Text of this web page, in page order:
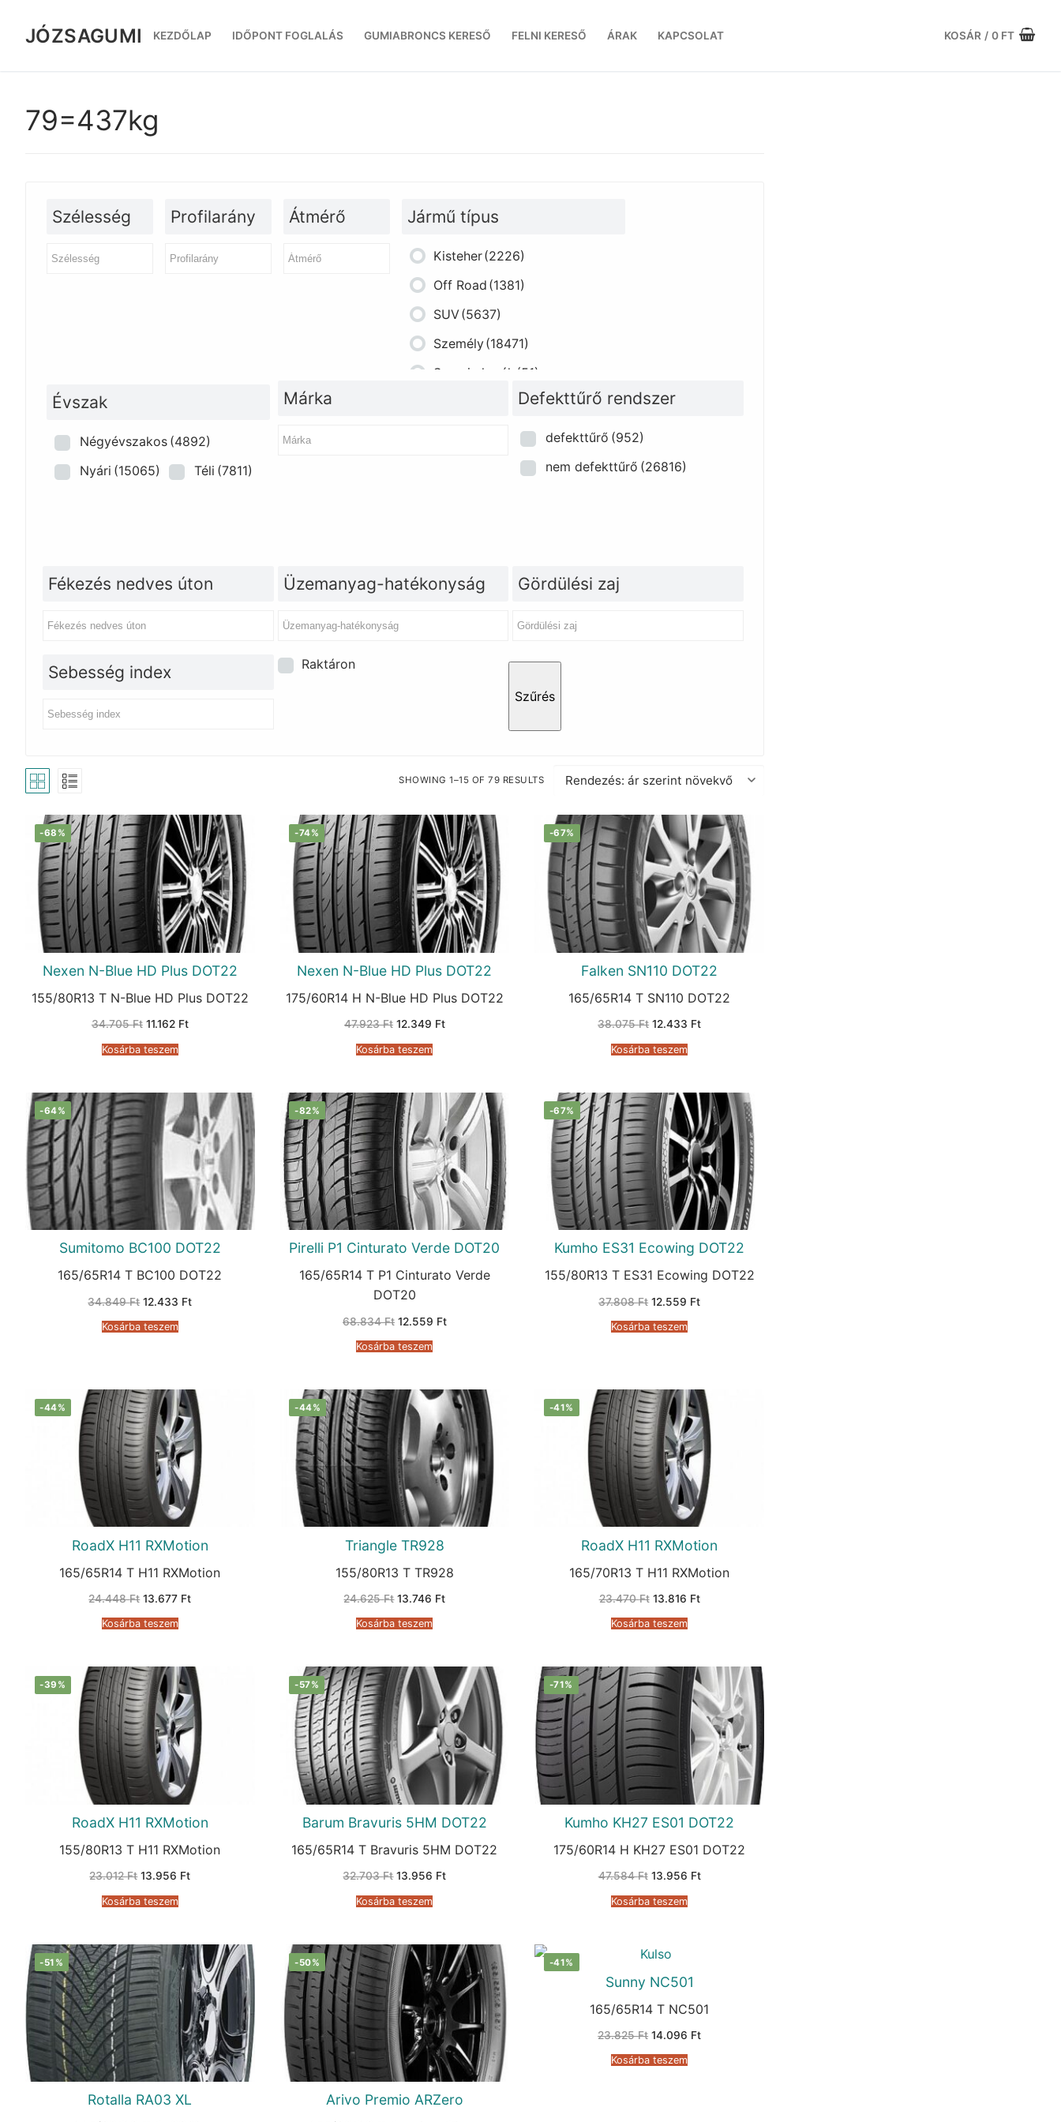
tartalomra
JÓZSAGUMI KEZDŐLAP IDŐPONT FOGLALÁS GUMIABRONCS KERESŐ FELNI KERESŐ ÁRAK KAPCSOLAT KOSÁR / 0 FT
79=437kg
Szélesség Profilarány Átmérő Jármű típus
Kisteher(2226)
Off Road (1381)
SUV(5637)
Személy(18471)
Szerviz kerék (51)
Évszak
Négyévszakos (4892)
Nyári (15065) Téli (7811)
Márka Defekttűrő rendszer
defekttűrő (952)
nem defekttűrő (26816)
Fékezés nedves úton Üzemanyag-hatékonyság Gördülési zaj
Sebesség index Raktáron
Szűrés
SHOWING 1–15 OF 79 RESULTS
SORTED
LOW
TO
HIGH
-68%
Nexen N-Blue HD Plus DOT22
155/80R13 T N-Blue HD Plus DOT22
34.705Ft Original
was:
34.705 Ft.
11.162 FtCurrent
Kosárba teszem
-74%
Nexen N-Blue HD Plus DOT22
175/60R14 H N-Blue HD Plus DOT22
47.923Ft Original
was:
47.923 Ft.
12.349 FtCurrent
Kosárba teszem
-67%
Falken SN110 DOT22
165/65R14 T SN110 DOT22
38.075Ft Original
was:
38.075 Ft.
12.433 FtCurrent
Kosárba teszem
-64%
Sumitomo BC100 DOT22
165/65R14 T BC100 DOT22
34.849Ft Original
was:
34.849 Ft.
12.433 FtCurrent
Kosárba teszem
-82%
Pirelli P1 Cinturato Verde DOT20
165/65R14 T P1 Cinturato Verde
DOT20
68.834Ft Original
was:
68.834 Ft.
12.559 FtCurrent
Kosárba teszem
-67%
Kumho ES31 Ecowing DOT22
155/80R13 T ES31 Ecowing DOT22
37.808Ft Original
was:
37.808 Ft.
12.559 FtCurrent
Kosárba teszem
-44%
RoadX H11 RXMotion
165/65R14 T H11 RXMotion
24.448Ft Original
was:
24.448 Ft.
13.677 FtCurrent
Kosárba teszem
-44%
Triangle TR928
155/80R13 T TR928
24.625Ft Original
was:
24.625 Ft.
13.746 FtCurrent
Kosárba teszem
-41%
RoadX H11 RXMotion
165/70R13 T H11 RXMotion
23.470Ft Original
was:
23.470 Ft.
13.816 FtCurrent
Kosárba teszem
-39%
RoadX H11 RXMotion
155/80R13 T H11 RXMotion
23.012Ft Original
was:
23.012 Ft.
13.956 FtCurrent
Kosárba teszem
-57%
Barum Bravuris 5HM DOT22
165/65R14 T Bravuris 5HM DOT22
32.703Ft Original
was:
32.703 Ft.
13.956 FtCurrent
Kosárba teszem
-71%
Kumho KH27 ES01 DOT22
175/60R14 H KH27 ES01 DOT22
47.584Ft Original
was:
47.584 Ft.
13.956 FtCurrent
Kosárba teszem
-51%
Rotalla RA03 XL
-50%
Arivo Premio ARZero
-41%
Sunny NC501
165/65R14 T NC501
23.825Ft Original
was:
23.825 Ft.
14.096 FtCurrent
Kosárba teszem